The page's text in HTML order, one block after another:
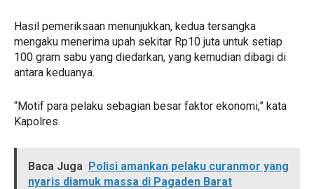
Hasil pemeriksaan menunjukkan, kedua tersangka
mengaku menerima upah sekitar Rp10 juta untuk setiap
100 gram sabu yang diedarkan, yang kemudian dibagi di
antara keduanya.
“Motif para pelaku sebagian besar faktor ekonomi,” kata
Kapolres.
Baca Juga Polisi amankan pelaku curanmor yang
nyaris diamuk massa di Pagaden Barat